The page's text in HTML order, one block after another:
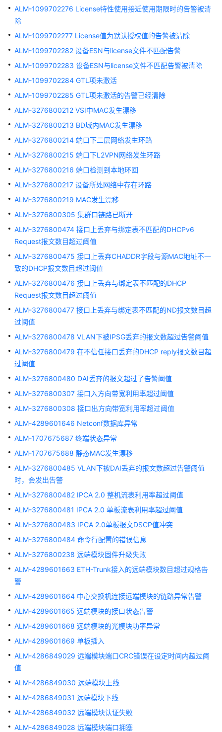
警
告
警
3276800002
温
度
过
预
限
告
ALM-
3276800003
温
芯
片
故
障
3276800004
风
常
67591
3276800005
PHY
失
效
67861
ALM-
3276800006
光
块
发
率
过
ALM-
光
块
接
收
ALM-1099702276 License特性使用接近使用期限时的告警被清
除
ALM-1099702277 License值为默认授权值的告警被清除
ALM-1099702282 设备ESN与license文件不匹配告警
ALM-1099702283 设备ESN与license文件不匹配告警被清除
ALM-1099702284 GTL项未激活
ALM-1099702285 GTL项未激活的告警已经清除
ALM-3276800212 VSI中MAC发生漂移
ALM-3276800213 BD域内MAC发生漂移
ALM-3276800214 端口下二层网络发生环路
ALM-3276800215 端口下L2VPN网络发生环路
ALM-3276800216 端口检测到本地环回
ALM-3276800217 设备所处网络中存在环路
ALM-3276800219 MAC发生漂移
ALM-3276800305 集群口链路已断开
ALM-3276800474 接口上丢弃与绑定表不匹配的DHCPv6
Request报文数目超过阈值
ALM-3276800475 接口上丢弃CHADDR字段与源MAC地址不一
致的DHCP报文数目超过阈值
ALM-3276800476 接口上丢弃与绑定表不匹配的DHCP
Request报文数目超过阈值
ALM-3276800477 接口上丢弃与绑定表不匹配的ND报文数目超
过阈值
ALM-3276800478 VLAN下被IPSG丢弃的报文数超过告警阈值
ALM-3276800479 在不信任接口丢弃的DHCP reply报文数目超
过阈值
ALM-3276800480 DAI丢弃的报文超过了告警阈值
ALM-3276800307 接口入方向带宽利用率超过阈值
ALM-3276800308 接口出方向带宽利用率超过阈值
ALM-4289601646 Netconf数据库异常
ALM-1707675687 终端状态异常
ALM-1707675688 静态MAC发生漂移
ALM-3276800485 VLAN下被DAI丢弃的报文数超过告警阈值
时，会发出告警
ALM-3276800482 IPCA 2.0 整机流表利用率超过阈值
ALM-3276800481 IPCA 2.0 单板流表利用率超过阈值
ALM-3276800483 IPCA 2.0单板报文DSCP值冲突
ALM-3276800484 命令行配置的错误信息
ALM-3276800238 远端模块固件升级失败
ALM-4289601663 ETH-Trunk接入的远端模块数目超过规格告
警
ALM-4289601664 中心交换机连接远端模块的链路异常告警
ALM-4289601665 远端模块的接口状态告警
ALM-4289601668 远端模块的光模块功率异常
ALM-4289601669 单板插入
ALM-4286849029 远端模块端口CRC错误在设定时间内超过阈
值
ALM-4286849030 远端模块上线
ALM-4286849031 远端模块下线
ALM-4286849032 远端模块认证失败
ALM-4286849028 远端模块端口拥塞